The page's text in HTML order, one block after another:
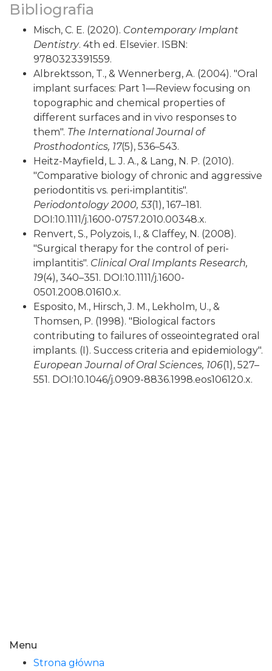
Bibliografia
Misch, C. E. (2020). Contemporary Implant
Dentistry. 4th ed. Elsevier. ISBN:
9780323391559.
Albrektsson, T., & Wennerberg, A. (2004). "Oral
implant surfaces: Part 1—Review focusing on
topographic and chemical properties of
different surfaces and in vivo responses to
them". The International Journal of
Prosthodontics, 17(5), 536–543.
Heitz-Mayfield, L. J. A., & Lang, N. P. (2010).
"Comparative biology of chronic and aggressive
periodontitis vs. peri-implantitis".
Periodontology 2000, 53(1), 167–181.
DOI:10.1111/j.1600-0757.2010.00348.x.
Renvert, S., Polyzois, I., & Claffey, N. (2008).
"Surgical therapy for the control of peri-
implantitis". Clinical Oral Implants Research,
19(4), 340–351. DOI:10.1111/j.1600-
0501.2008.01610.x.
Esposito, M., Hirsch, J. M., Lekholm, U., &
Thomsen, P. (1998). "Biological factors
contributing to failures of osseointegrated oral
implants. (I). Success criteria and epidemiology".
European Journal of Oral Sciences, 106(1), 527–
551. DOI:10.1046/j.0909-8836.1998.eos106120.x.
Menu
Strona główna